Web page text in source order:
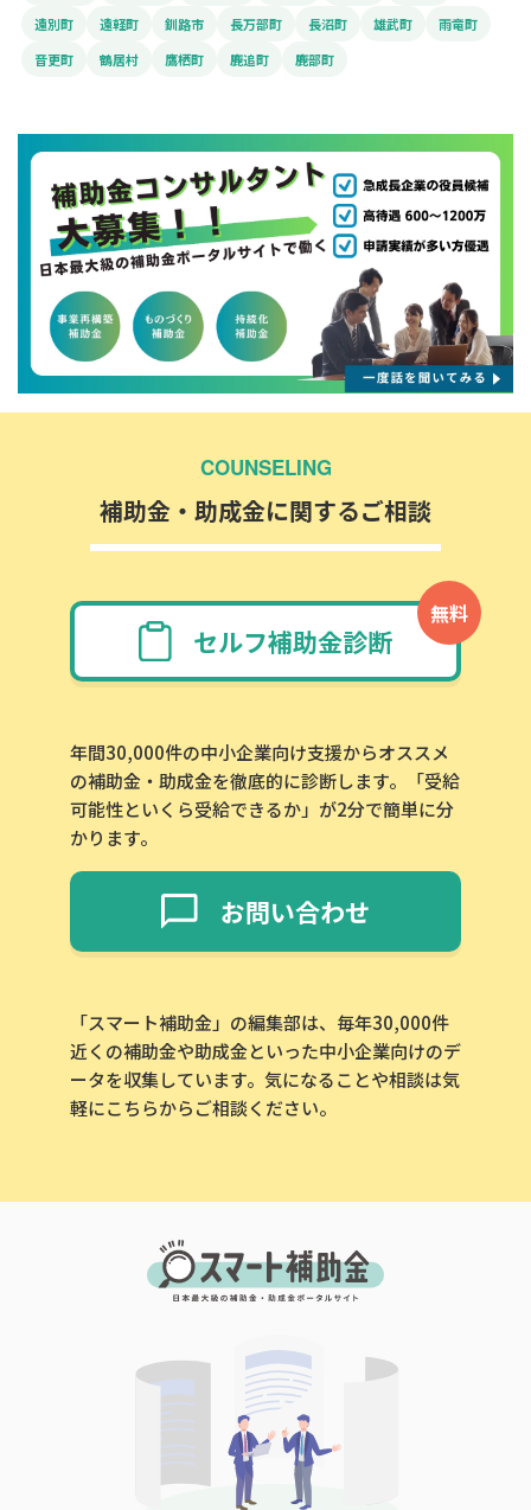
遠別町
遠軽町 釧路市 長万部町 長沼町 雄武町
雨竜町
音更町
鶴居村 鷹栖町 鹿追町 鹿部町
COUNSELING
補助金・助成金に関するご相談
無料
セルフ補助金診断
年間30,000件の中小企業向け支援からオススメ
の補助金・助成金を徹底的に診断します。「受給
可能性といくら受給できるか」が2分で簡単に分
かります。
お問い合わせ
「スマート補助金」の編集部は、毎年30,000件
近くの補助金や助成金といった中小企業向けのデ
ータを収集しています。気になることや相談は気
軽にこちらからご相談ください。